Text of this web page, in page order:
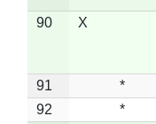
90 X
91 *
92
*